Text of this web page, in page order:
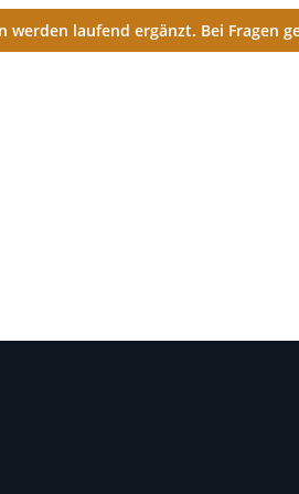
werden laufend ergänzt. Bei Fragen